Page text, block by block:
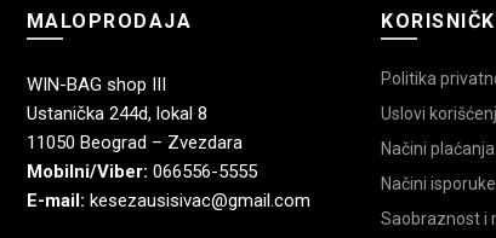
MALOPRODAJA
WIN-BAG shop III
Ustanička 244d, lokal 8
11050 Beograd – Zvezdara
Mobilni/Viber: 066556-5555
E-mail: kesezausisivac@gmail.com
Politika
Uslovi
Načini plaćanja
Načini isporuke
Saobraznost i